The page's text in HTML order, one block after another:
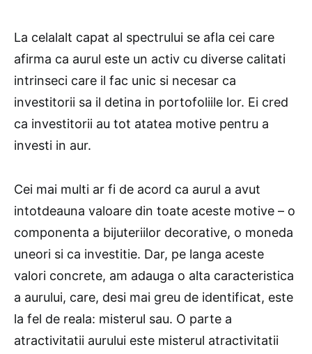
La celalalt capat al spectrului se afla cei care
afirma ca aurul este un activ cu diverse calitati
intrinseci care il fac unic si necesar ca
investitorii sa il detina in portofoliile lor. Ei cred
ca investitorii au tot atatea motive pentru a
investi in aur.
Cei mai multi ar fi de acord ca aurul a avut
intotdeauna valoare din toate aceste motive – o
componenta a bijuteriilor decorative, o moneda
uneori si ca investitie. Dar, pe langa aceste
valori concrete, am adauga o alta caracteristica
a aurului, care, desi mai greu de identificat, este
la fel de reala: misterul sau. O parte a
atractivitatii aurului este misterul atractivitatii